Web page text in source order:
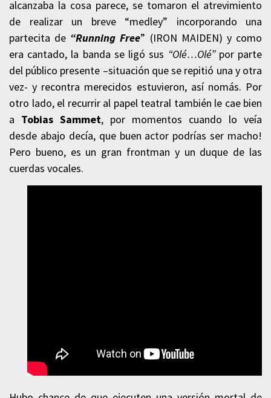
alcanzaba la cosa parece, se tomaron el atrevimiento
de realizar un breve “medley” incorporando una
partecita de “Running Free” (IRON MAIDEN) y como
era cantado, la banda se ligó sus “Olé…Olé”por parte
del público presente –situación que se repitió una y otra
vez- y recontra merecidos estuvieron, así nomás. Por
otro lado, el recurrir al papel teatral también le cae bien
a Tobias Sammet, por momentos cuando lo veía
desde abajo decía, que buen actor podrías ser macho!
Pero bueno, es un gran frontman y un duque de las
cuerdas vocales.